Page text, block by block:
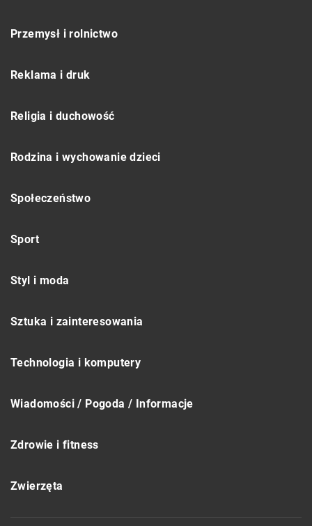
Przemysł i rolnictwo
Reklama i druk
Religia i duchowość
Rodzina i wychowanie dzieci
Społeczeństwo
Sport
Styl i moda
Sztuka i zainteresowania
Technologia i komputery
Wiadomości / Pogoda / Informacje
Zdrowie i fitness
Zwierzęta